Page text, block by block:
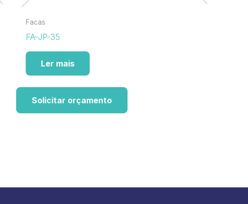
Facas
FA-JP-35
Ler mais
Solicitar orçamento